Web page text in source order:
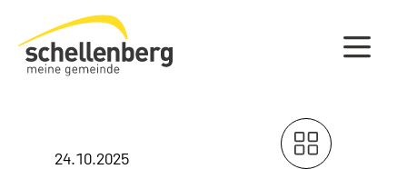
Gemeinde Schellenberg Startseite
24.10.2025